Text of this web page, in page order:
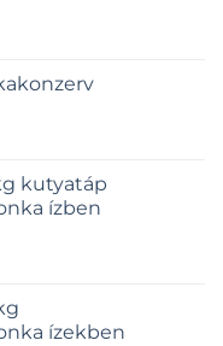
kutyatáp
ízben
ízekben